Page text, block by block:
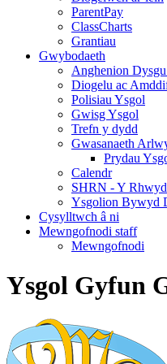
ParentPay
ClassCharts
Grantiau
Gwybodaeth
Anghenion
Diogelu ac
Polisiau Ysgol
Gwisg Ysgol
Trefn y dydd
Gwasanaeth
Prydau
Calendr
SHRN - Y
Ysgolion Bywyd
Cysylltwch â ni
Mewngofnodi staff
Mewngofnodi
Ysgol Gyfun